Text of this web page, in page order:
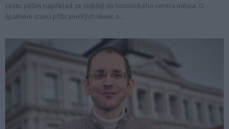
cestu pěším například ze sídliště do historického centra města. O
špatném stavu příbramských lávek a...